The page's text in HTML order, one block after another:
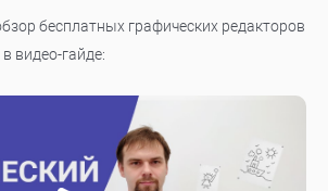
бесплатных графических редакторов
видео-гайде: